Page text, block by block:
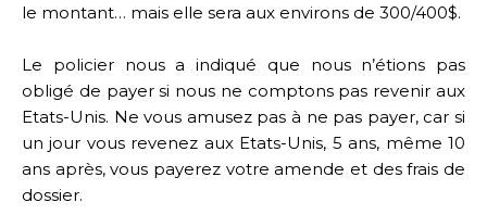
le montant… mais elle sera aux environs de 300/400$.
Le policier nous a indiqué que nous n’étions pas
obligé de payer si nous ne comptons pas revenir aux
Etats-Unis. Ne vous amusez pas à ne pas payer, car si
un jour vous revenez aux Etats-Unis, 5 ans, même 10
ans après, vous payerez votre amende et des frais de
dossier.